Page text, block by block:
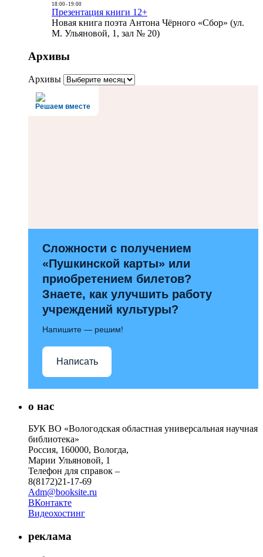
18:00- 19:00
Презентация книги 12+
Новая книга поэта Антона Чёрного «Сбор» (ул.
М. Ульяновой, 1, зал № 20)
Архивы
Архивы
Решаем вместе
Сложности с получением
«Пушкинской карты» или
приобретением билетов?
Знаете, как улучшить работу
учреждений культуры?
Напишите — решим!
Написать
о нас
БУК ВО «Вологодская областная универсальная научная
библиотека»
Россия, 160000, Вологда,
Марии Ульяновой, 1
Телефон для справок –
8(8172)21-17-69
Adm@booksite.ru
ВКонтакте
Видеохостинг
реклама